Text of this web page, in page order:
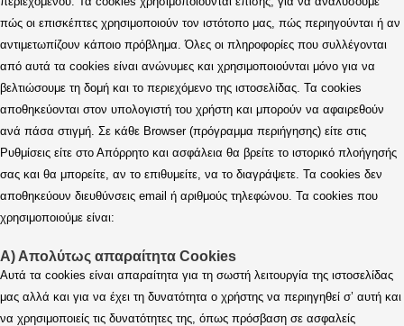
πώς οι επισκέπτες χρησιμοποιούν τον ιστότοπο μας, πώς περιηγούνται ή αν
αντιμετωπίζουν κάποιο πρόβλημα. Όλες οι πληροφορίες που συλλέγονται
από αυτά τα cookies είναι ανώνυμες και χρησιμοποιούνται μόνο για να
βελτιώσουμε τη δομή και το περιεχόμενο της ιστοσελίδας. Τα cookies
αποθηκεύονται στον υπολογιστή του χρήστη και μπορούν να αφαιρεθούν
ανά πάσα στιγμή. Σε κάθε Browser (πρόγραμμα περιήγησης) είτε στις
Ρυθμίσεις είτε στο Απόρρητο και ασφάλεια θα βρείτε το ιστορικό πλοήγησής
σας και θα μπορείτε, αν το επιθυμείτε, να το διαγράψετε. Τα cookies δεν
αποθηκεύουν διευθύνσεις email ή αριθμούς τηλεφώνου. Τα cookies που
χρησιμοποιούμε είναι:
Α) Απολύτως απαραίτητα Cookies
Αυτά τα cookies είναι απαραίτητα για τη σωστή λειτουργία της ιστοσελίδας
μας αλλά και για να έχει τη δυνατότητα ο χρήστης να περιηγηθεί σ’ αυτή και
να χρησιμοποιείς τις δυνατότητες της, όπως πρόσβαση σε ασφαλείς